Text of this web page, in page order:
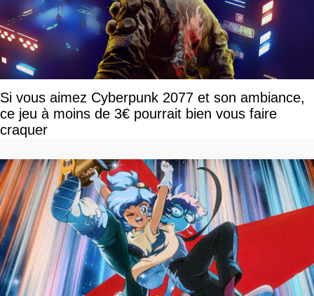
Si vous aimez Cyberpunk 2077 et son ambiance,
ce jeu à moins de 3€ pourrait bien vous faire
craquer